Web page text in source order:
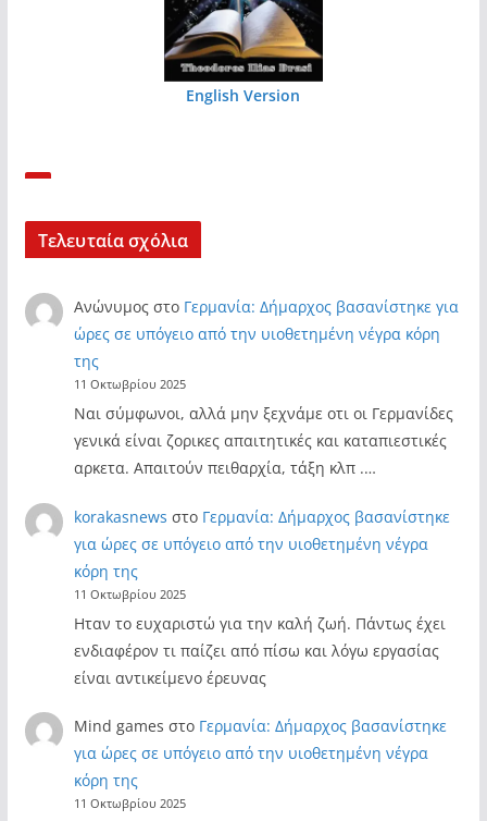
English Version
Τελευταία σχόλια
Ανώνυμος στο Γερμανία: Δήμαρχος βασανίστηκε για
ώρες σε υπόγειο από την υιοθετημένη νέγρα κόρη
της
11 Οκτωβρίου 2025
Ναι σύμφωνοι, αλλά μην ξεχνάμε οτι οι Γερμανίδες
γενικά είναι ζορικες απαιτητικές και καταπιεστικές
αρκετα. Απαιτούν πειθαρχία, τάξη κλπ .…
korakasnews στο Γερμανία: Δήμαρχος βασανίστηκε
για ώρες σε υπόγειο από την υιοθετημένη νέγρα
κόρη της
11 Οκτωβρίου 2025
Ηταν το ευχαριστώ για την καλή ζωή. Πάντως έχει
ενδιαφέρον τι παίζει από πίσω και λόγω εργασίας
είναι αντικείμενο έρευνας
Mind games στο Γερμανία: Δήμαρχος βασανίστηκε
για ώρες σε υπόγειο από την υιοθετημένη νέγρα
κόρη της
11 Οκτωβρίου 2025